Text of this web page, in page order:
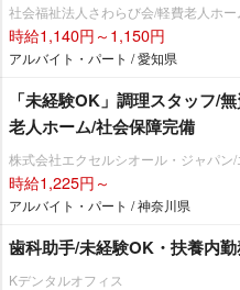
社会福祉法人さわらび会/軽費老人ホ
時給1,140円～1,150円
アルバイト・パート / 愛知県
「未経験OK」調理スタッフ/
老人ホーム/社会保障完備
株式会社エクセルシオール・ジャパン
時給1,225円～
アルバイト・パート / 神奈川県
歯科助手/未経験OK・扶養内
Kデンタルオフィス